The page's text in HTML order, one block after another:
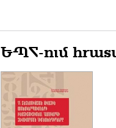
ԵՊՀ-ում